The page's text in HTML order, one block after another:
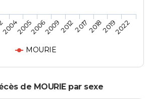
MOURIE
200420052006200920122017201820192022
de MOURIE par sexe